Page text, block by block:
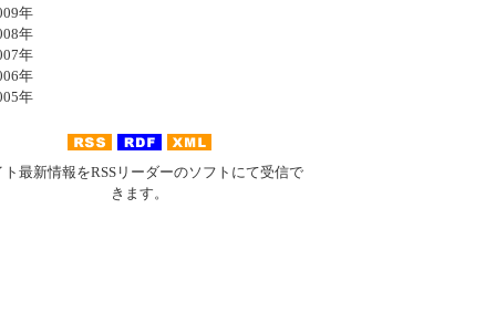
年
年
年
年
年
ト最新情報をRSSリーダーのソフトにて受信で
きます。